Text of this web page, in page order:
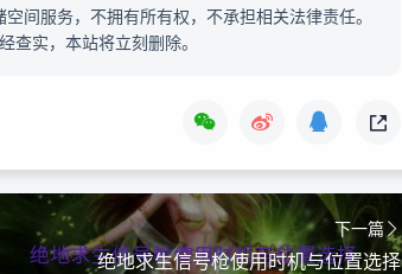
间服务，不拥有所有权，不承担相关法律责任。
实，本站将立刻删除。
下一篇
绝地求生信号枪使用时机与位置选择